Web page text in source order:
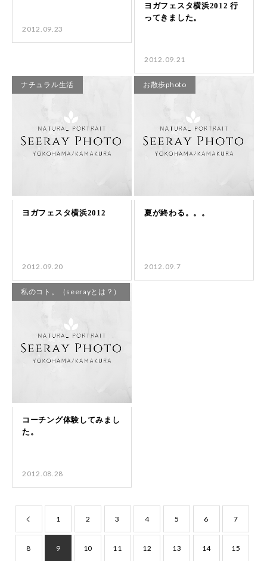
2012.09.23
2012.09.21
ナチュラル生活
2012.09.20
お散歩photo
2012.09.7
私のコト。（seerayとは？）
2012.08.28
1 2 3 4 5 6 7
8 9 10 11 12 13 14 15